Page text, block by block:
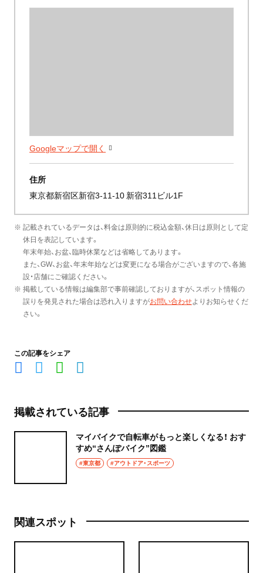
Googleマップで開く
住所
東京都新宿区新宿3-11-10 新宿311ビル1F
※ 記載されているデータは、料金は原則的に税込金額、休日は原則として定
休日を表記しています。
年末年始、お盆、臨時休業などは省略してあります。
また、GW、お盆、年末年始などは変更になる場合がございますので、各施
設・店舗にご確認ください。
※ 掲載している情報は編集部で事前確認しておりますが、スポット情報の
誤りを発見された場合は恐れ入りますがお問い合わせよりお知らせくだ
さい。
この記事をシェア
掲載されている記事
マイバイクで自転車がもっと楽しくなる！ おす
すめ“さんぽバイク”図鑑
#東京都 #アウトドア・スポーツ
関連スポット